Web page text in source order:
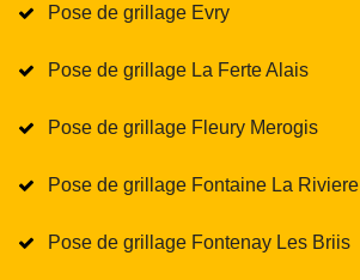
Pose de grillage Evry
Pose de grillage La Ferte Alais
Pose de grillage Fleury Merogis
Pose de grillage Fontaine La Riviere
Pose de grillage Fontenay Les Briis